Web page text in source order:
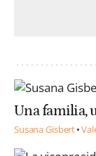
Una familia,
Susana Gisbert